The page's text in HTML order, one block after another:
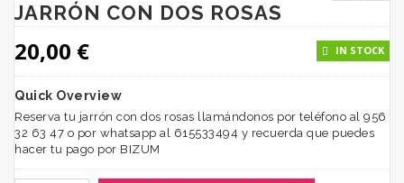
JARRÓN CON DOS ROSAS
20,00 € IN STOCK
Quick Overview
Reserva tu jarrón con dos rosas llamándonos por teléfono al 956
32 63 47 o por whatsapp al 615533494 y recuerda que puedes
hacer tu pago por BIZUM